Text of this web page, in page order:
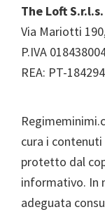
Footer
The Loft S.r.l.s.
Via Mariotti
P.IVA
REA: PT-184294
cura i
protetto dal
informativo. In
adeguata